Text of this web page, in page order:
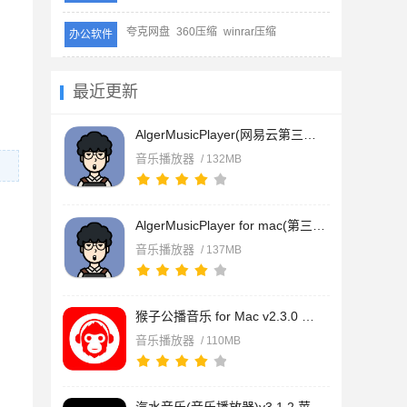
办公软件 夸克网盘 360压缩 winrar压缩
最近更新
音乐播放器 / 132MB
音乐播放器 / 137MB
音乐播放器 / 110MB